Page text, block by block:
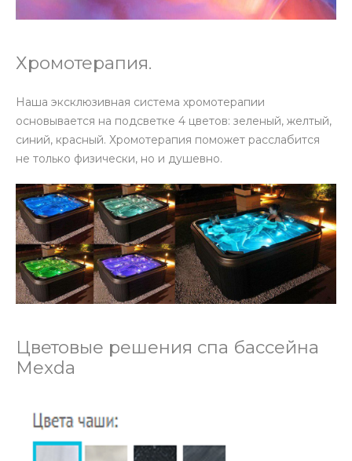
Хромотерапия.
Наша эксклюзивная система хромотерапии
основывается на подсветке 4 цветов: зеленый, желтый,
синий, красный. Хромотерапия поможет расслабится
не только физически, но и душевно.
Цветовые решения спа бассейна
Mexda